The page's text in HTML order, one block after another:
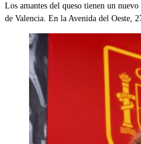
Los amantes del queso tienen un
de Valencia. En la Avenida del Oeste,